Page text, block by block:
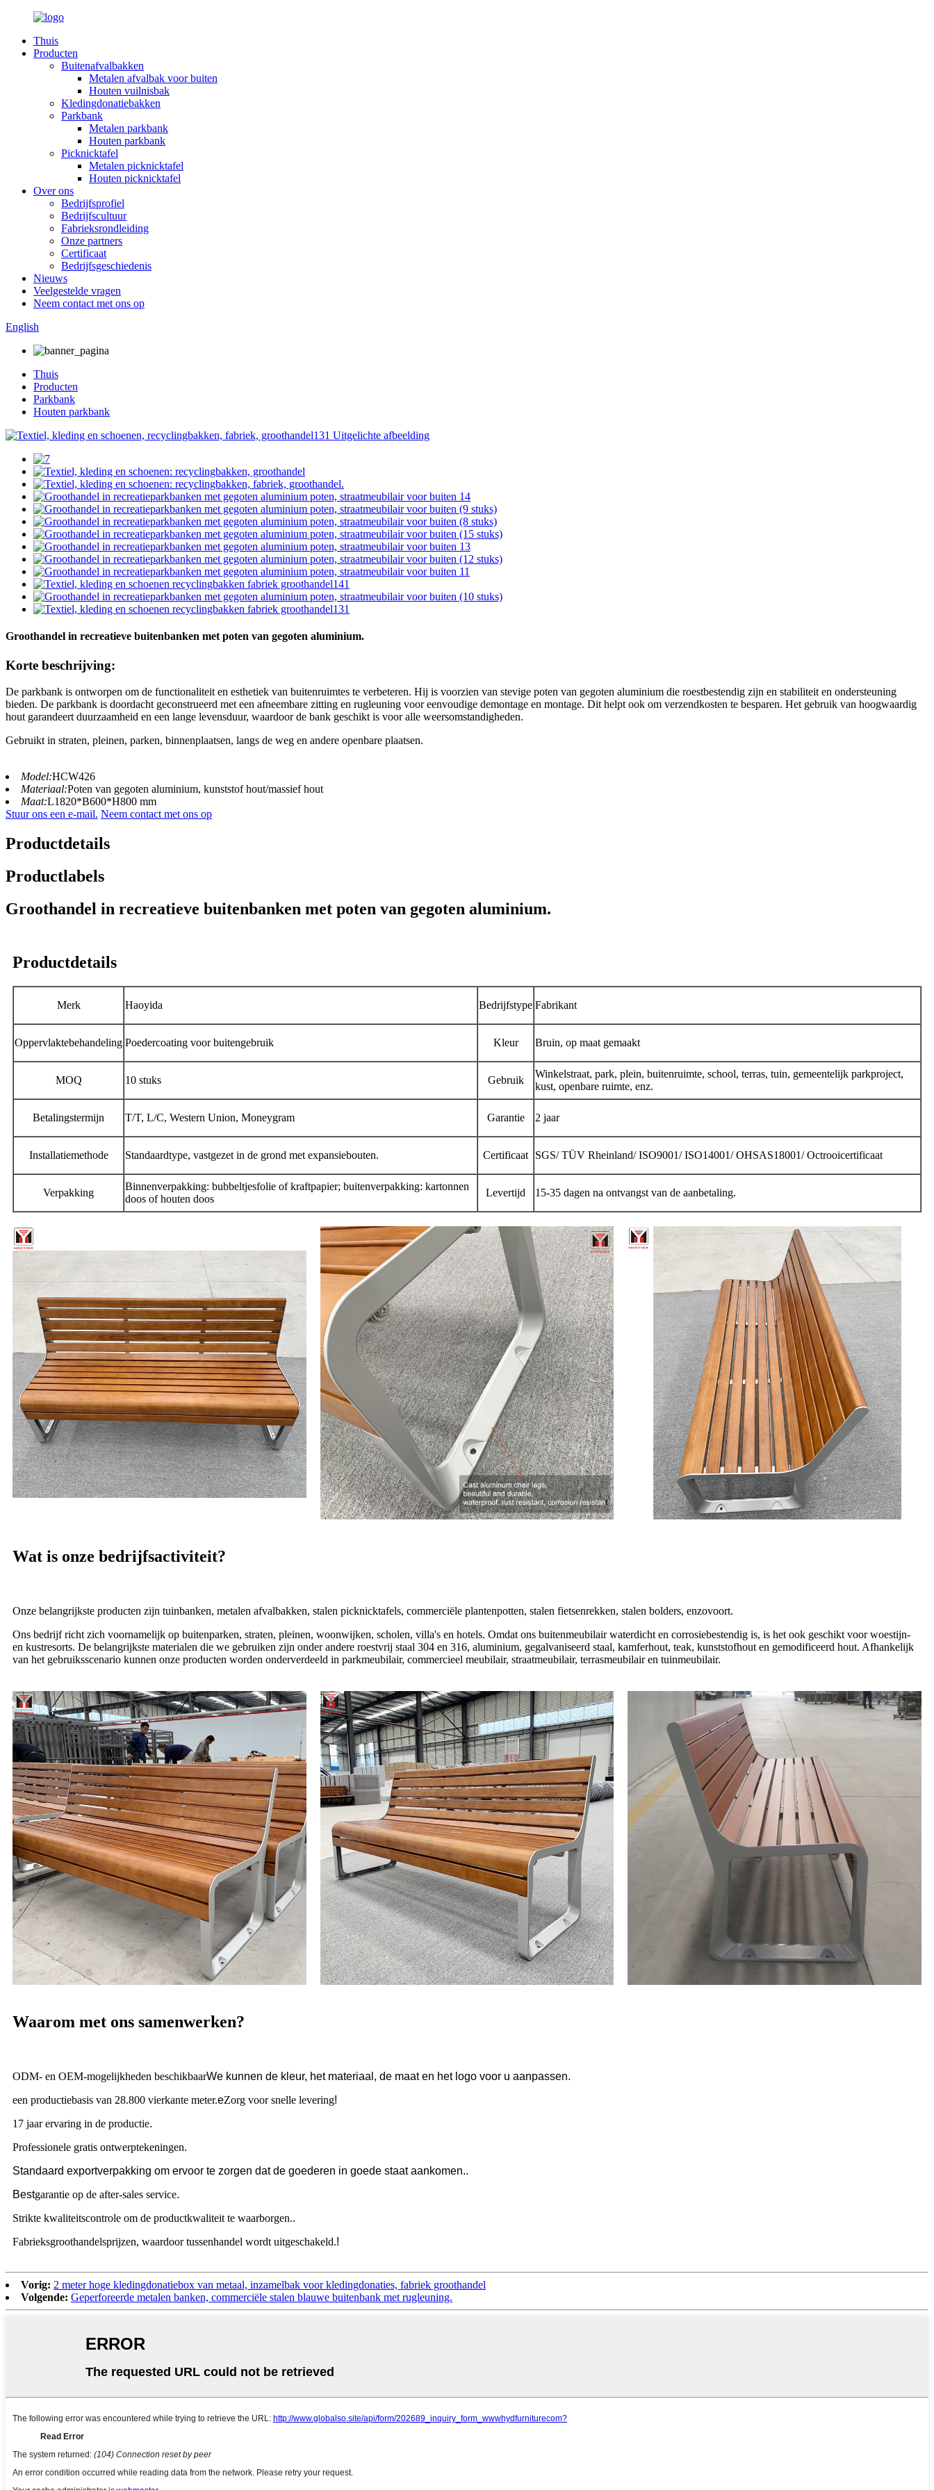
Thuis
Producten
Buitenafvalbakken
Metalen afvalbak voor buiten
Houten vuilnisbak
Kledingdonatiebakken
Parkbank
Metalen parkbank
Houten parkbank
Picknicktafel
Metalen picknicktafel
Houten picknicktafel
Over ons
Bedrijfsprofiel
Bedrijfscultuur
Fabrieksrondleiding
Onze partners
Certificaat
Bedrijfsgeschiedenis
Nieuws
Veelgestelde vragen
Neem contact met ons op
English
Thuis
Producten
Parkbank
Houten parkbank
Groothandel in recreatieve buitenbanken met poten van gegoten aluminium.
Korte beschrijving:
De parkbank is ontworpen om de functionaliteit en esthetiek van buitenruimtes te verbeteren. Hij is voorzien van stevige poten van gegoten aluminium die roestbestendig zijn en stabiliteit en ondersteuning
bieden. De parkbank is doordacht geconstrueerd met een afneembare zitting en rugleuning voor eenvoudige demontage en montage. Dit helpt ook om verzendkosten te besparen. Het gebruik van hoogwaardig
hout garandeert duurzaamheid en een lange levensduur, waardoor de bank geschikt is voor alle weersomstandigheden.
Gebruikt in straten, pleinen, parken, binnenplaatsen, langs de weg en andere openbare plaatsen.
Model:HCW426
Materiaal:Poten van gegoten aluminium, kunststof hout/massief hout
Maat:L1820*B600*H800 mm
Stuur ons een e-mail. Neem contact met ons op
Productdetails
Productlabels
Groothandel in recreatieve buitenbanken met poten van gegoten aluminium.
Productdetails
Merk Haoyida Bedrijfstype Fabrikant
Oppervlaktebehandeling Poedercoating voor buitengebruik Kleur Bruin, op maat gemaakt
MOQ 10 stuks Gebruik
Winkelstraat, park, plein, buitenruimte, school, terras, tuin, gemeentelijk parkproject,
kust, openbare ruimte, enz.
Betalingstermijn T/T, L/C, Western Union, Moneygram Garantie 2 jaar
Installatiemethode Standaardtype, vastgezet in de grond met expansiebouten. Certificaat SGS/ TÜV Rheinland/ ISO9001/ ISO14001/ OHSAS18001/ Octrooicertificaat
Verpakking
Binnenverpakking: bubbeltjesfolie of kraftpapier; buitenverpakking: kartonnen
doos of houten doos
Levertijd 15-35 dagen na ontvangst van de aanbetaling.
Wat is onze bedrijfsactiviteit?
Onze belangrijkste producten zijn tuinbanken, metalen afvalbakken, stalen picknicktafels, commerciële plantenpotten, stalen fietsenrekken, stalen bolders, enzovoort.
Ons bedrijf richt zich voornamelijk op buitenparken, straten, pleinen, woonwijken, scholen, villa's en hotels. Omdat ons buitenmeubilair waterdicht en corrosiebestendig is, is het ook geschikt voor woestijn-
en kustresorts. De belangrijkste materialen die we gebruiken zijn onder andere roestvrij staal 304 en 316, aluminium, gegalvaniseerd staal, kamferhout, teak, kunststofhout en gemodificeerd hout. Afhankelijk
van het gebruiksscenario kunnen onze producten worden onderverdeeld in parkmeubilair, commercieel meubilair, straatmeubilair, terrasmeubilair en tuinmeubilair.
Waarom met ons samenwerken?
ODM- en OEM-mogelijkheden beschikbaarWe kunnen de kleur, het materiaal, de maat en het logo voor u aanpassen.
een productiebasis van 28.800 vierkante meter.eZorg voor snelle levering!
17 jaar ervaring in de productie.
Professionele gratis ontwerptekeningen.
Standaard exportverpakking om ervoor te zorgen dat de goederen in goede staat aankomen..
Bestgarantie op de after-sales service.
Strikte kwaliteitscontrole om de productkwaliteit te waarborgen..
Fabrieksgroothandelsprijzen, waardoor tussenhandel wordt uitgeschakeld.!
Vorig: 2 meter hoge kledingdonatiebox van metaal, inzamelbak voor kledingdonaties, fabriek groothandel
Volgende: Geperforeerde metalen banken, commerciële stalen blauwe buitenbank met rugleuning.